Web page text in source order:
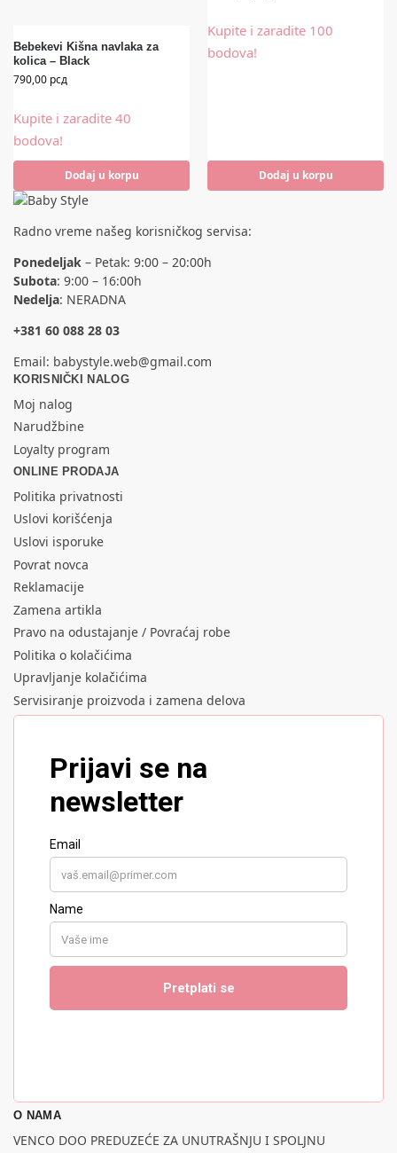
Bebekevi Kišna navlaka za
kolica – Black
790,00 рсд
Kupite i zaradite 40
bodova!
Dodaj u korpu
Kupite i zaradite 100
bodova!
Dodaj u korpu
Radno vreme našeg korisničkog servisa:
Ponedeljak – Petak: 9:00 – 20:00h
Subota: 9:00 – 16:00h
Nedelja: NERADNA
+381 60 088 28 03
Email: babystyle.web@gmail.com
KORISNIČKI NALOG
Moj nalog
Narudžbine
Loyalty program
ONLINE PRODAJA
Politika privatnosti
Uslovi korišćenja
Uslovi isporuke
Povrat novca
Reklamacije
Zamena artikla
Pravo na odustajanje / Povraćaj robe
Politika o kolačićima
Upravljanje kolačićima
Servisiranje proizvoda i zamena delova
O NAMA
VENCO DOO PREDUZEĆE ZA UNUTRAŠNJU I SPOLJNU